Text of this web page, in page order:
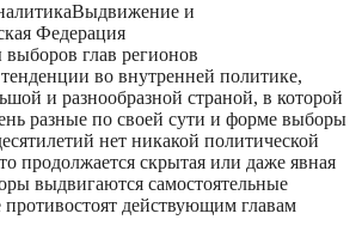
Выдвижение и
Федерация
глав регионов
во внутренней политике,
и разнообразной страной, в которой
разные по своей сути и форме выборы
нет никакой политической
продолжается скрытая или даже явная
выдвигаются самостоятельные
действующим главам